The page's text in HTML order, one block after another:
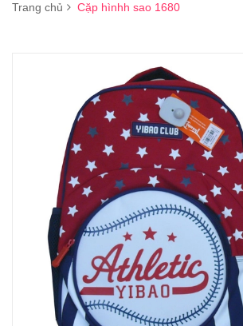
Trang chủ Cặp hìnhh sao 1680